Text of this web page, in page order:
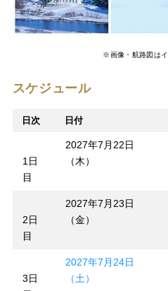
※画像・航路図はイ
スケジュール
日次 日付
1日
目
2027年7月22日
（木）
2日
目
2027年7月23日
（金）
3日
2027年7月24日
（土）